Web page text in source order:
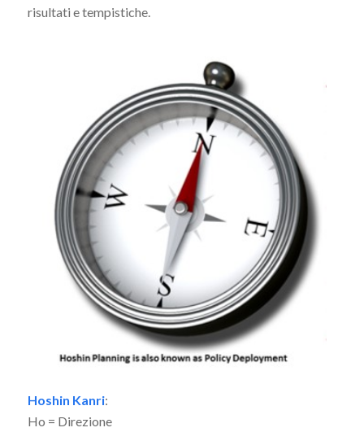
risultati e tempistiche.
Hoshin Kanri:
Ho = Direzione